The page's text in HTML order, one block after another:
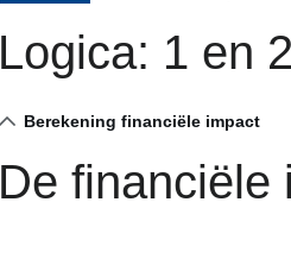
Logica: 1 en
Berekening financiële impact
De financiële